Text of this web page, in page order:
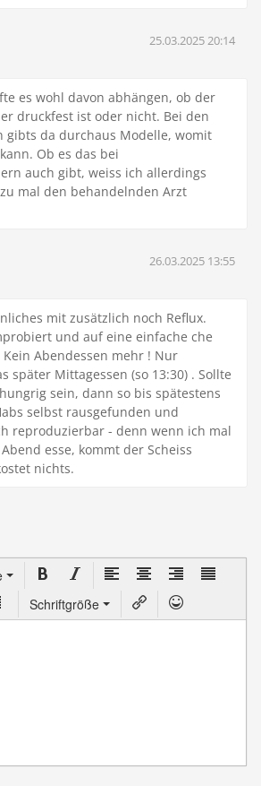
25.03.2025 20:14
es wohl davon abhängen, ob der
druckfest ist oder nicht. Bei den
gibts da durchaus Modelle, womit
Ob es das bei
auch gibt, weiss ich allerdings
mal den behandelnden Arzt
26.03.2025 13:55
mit zusätzlich noch Reflux.
und auf eine einfache che
Kein Abendessen mehr ! Nur
später Mittagessen (so 13:30) . Sollte
sein, dann so bis spätestens
selbst rausgefunden und
reproduzierbar - denn wenn ich mal
esse, kommt der Scheiss
nichts.
Schriftgröße